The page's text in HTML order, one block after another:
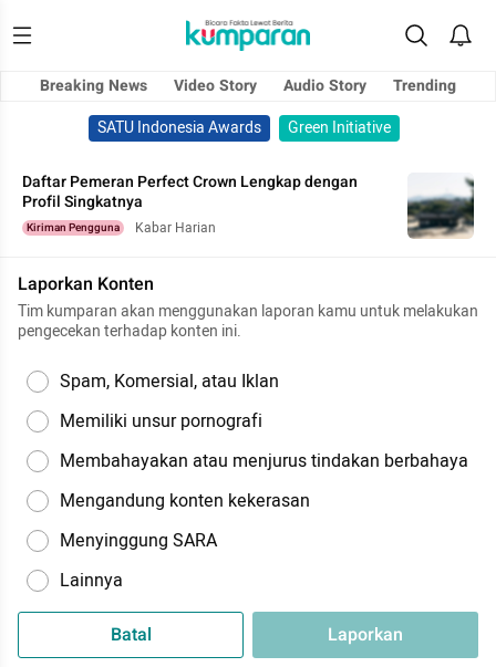
Breaking News Video Story Audio Story
Trending
SATU Indonesia Awards
Green Initiative
Daftar Pemeran Perfect Crown Lengkap dengan
Profil Singkatnya
Kiriman Pengguna Kabar Harian
Laporkan Konten
Tim kumparan akan menggunakan laporan kamu untuk melakukan
pengecekan terhadap konten ini.
Spam, Komersial, atau Iklan
Memiliki unsur pornografi
Membahayakan atau menjurus tindakan berbahaya
Mengandung konten kekerasan
Menyinggung SARA
Lainnya
Batal Laporkan